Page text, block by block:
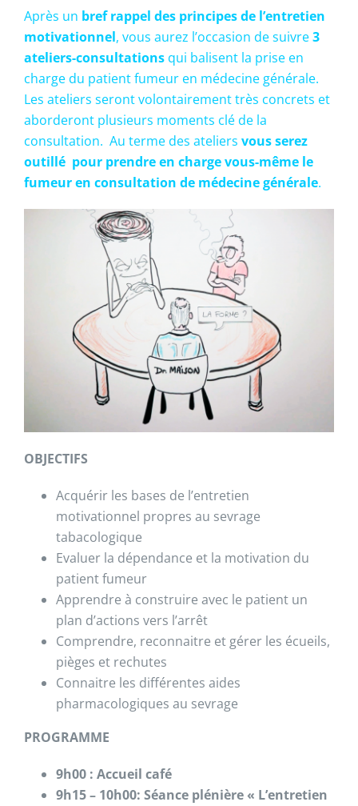
Après un bref rappel des principes de l’entretien
motivationnel, vous aurez l’occasion de suivre3
ateliers-consultationsqui balisent la prise en
charge du patient fumeur en médecine générale.
Les ateliers seront volontairement très concrets et
aborderont plusieurs moments clé de la
consultation. Au terme des ateliers vous serez
outillé pour prendre en charge vous-même le
fumeur en consultation de médecine générale.
OBJECTIFS
Acquérir les bases de l’entretien
motivationnel propres au sevrage
tabacologique
Evaluer la dépendance et la motivation du
patient fumeur
Apprendre à construire avec le patient un
plan d’actions vers l’arrêt
Comprendre, reconnaitre et gérer les écueils,
pièges et rechutes
Connaitre les différentes aides
pharmacologiques au sevrage
PROGRAMME
9h00 : Accueil café
9h15 – 10h00: Séance plénière« L’entretien